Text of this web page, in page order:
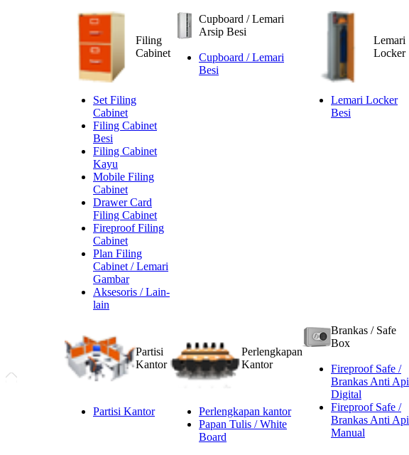
Filing
Cabinet
Set Filing
Cabinet
Filing Cabinet
Besi
Filing Cabinet
Kayu
Mobile Filing
Cabinet
Drawer Card
Filing Cabinet
Fireproof Filing
Cabinet
Plan Filing
Cabinet / Lemari
Gambar
Aksesoris / Lain-
lain
Cupboard / Lemari
Arsip Besi
Cupboard / Lemari
Besi
Lemari
Locker
Lemari Locker
Besi
Partisi
Kantor
Partisi Kantor
Perlengkapan
Kantor
Perlengkapan kantor
Papan Tulis / White
Board
Brankas / Safe
Box
Fireproof Safe /
Brankas Anti Api
Digital
Fireproof Safe /
Brankas Anti Api
Manual